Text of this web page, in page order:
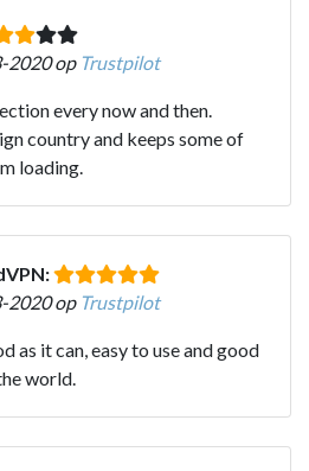
2020 op Trustpilot
every now and then.
country and keeps some of
loading.
2020 op Trustpilot
as it can, easy to use and good
world.